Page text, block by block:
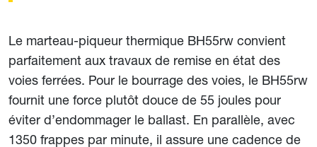
Le marteau-piqueur thermique BH55rw convient
parfaitement aux travaux de remise en état des
voies ferrées. Pour le bourrage des voies, le BH55rw
fournit une force plutôt douce de 55 joules pour
éviter d’endommager le ballast. En parallèle, avec
1350 frappes par minute, il assure une cadence de